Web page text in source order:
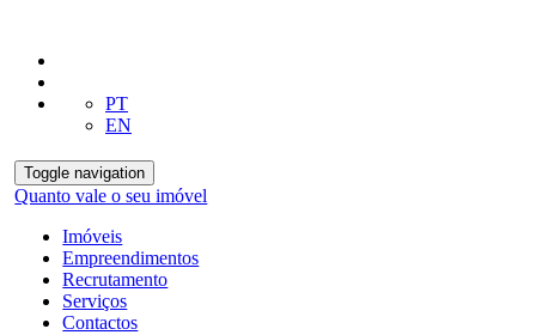
PT
EN
Toggle navigation
Quanto vale o seu imóvel
Imóveis
Empreendimentos
Recrutamento
Serviços
Contactos